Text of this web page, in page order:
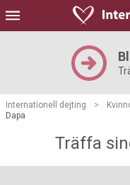
Internationell dejting >
Dapa
Träffa